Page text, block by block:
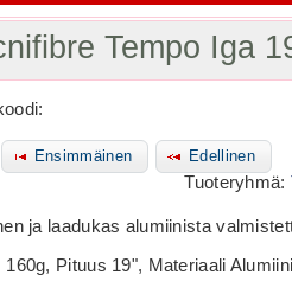
Tempo
Ensimmäinen Edellinen
Tuoteryhmä:
ja laadukas alumiinista
160g, Pituus 19", Materiaali